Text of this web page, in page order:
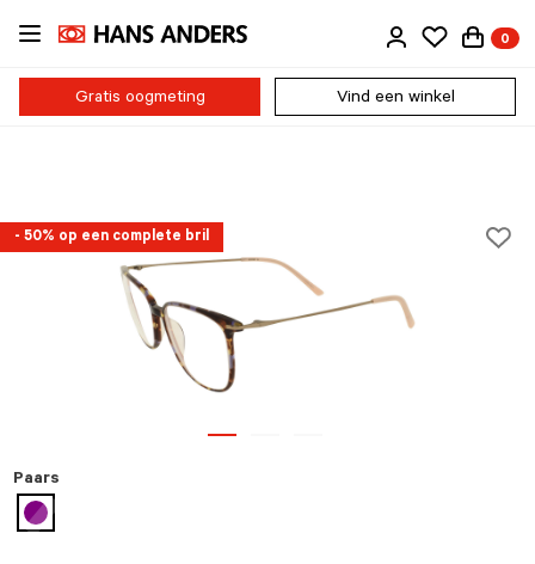
Ga
naar
inhoud
0
Gratis oogmeting Vind een winkel
- 50% op een complete bril
Paars
geselecteerd